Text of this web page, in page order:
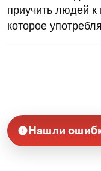
приучить людей
которое
Нашли